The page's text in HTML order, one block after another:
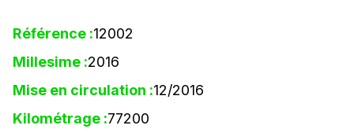
Référence :12002
Millesime :2016
Mise en circulation :12/2016
Kilométrage :77200